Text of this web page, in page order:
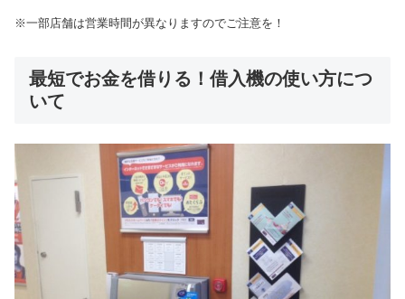
※一部店舗は営業時間が異なりますのでご注意を！
最短でお金を借りる！借入機の使い方につ
いて